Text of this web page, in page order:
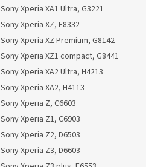
Sony Xperia XA1 Ultra, G3221
Sony Xperia XZ, F8332
Sony Xperia XZ Premium, G8142
Sony Xperia XZ1 compact, G8441
Sony Xperia XA2 Ultra, H4213
Sony Xperia XA2, H4113
Sony Xperia Z, C6603
Sony Xperia Z1, C6903
Sony Xperia Z2, D6503
Sony Xperia Z3, D6603